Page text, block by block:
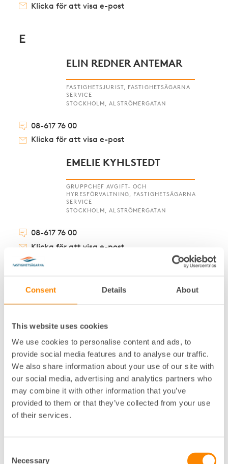
Consent Details About
This website uses cookies
We use cookies to personalise content and ads, to
provide social media features and to analyse our traffic.
We also share information about your use of our site with
our social media, advertising and analytics partners who
may combine it with other information that you’ve
provided to them or that they’ve collected from your use
of their services.
Necessary
Klicka för att visa e-post
E
ELIN REDNER ANTEMAR
FASTIGHETSJURIST, FASTIGHETSÄGARNA
SERVICE
STOCKHOLM, ALSTRÖMERGATAN
08-617 76 00
Klicka för att visa e-post
EMELIE KYHLSTEDT
GRUPPCHEF AVGIFT- OCH
HYRESFÖRVALTNING, FASTIGHETSÄGARNA
SERVICE
STOCKHOLM, ALSTRÖMERGATAN
08-617 76 00
Klicka för att visa e-post
HR BUSINESS PARTNER, FASTIGHETSÄGARNA
08-617 77 10
Klicka för att visa e-post
EMILIA ISAXON
CONTENT MANAGER, FASTIGHETSÄGARNA
SERVICE
STOCKHOLM, ALSTRÖMERGATAN